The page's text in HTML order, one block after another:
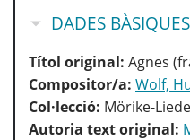
HIDE
DADES BÀSIQUES
Títol original: Agnes
Compositor/a: Wolf,
Col·lecció: Mörike-
Autoria text original: